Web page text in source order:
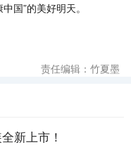
国”的美好明天。
责任编辑：竹夏墨
新上市！